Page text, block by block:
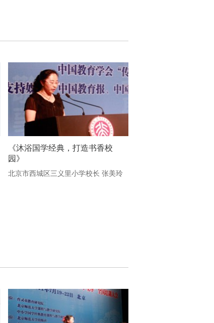
《沐浴国学经典，打造书香校
园》
北京市西城区三义里小学校长 张美玲